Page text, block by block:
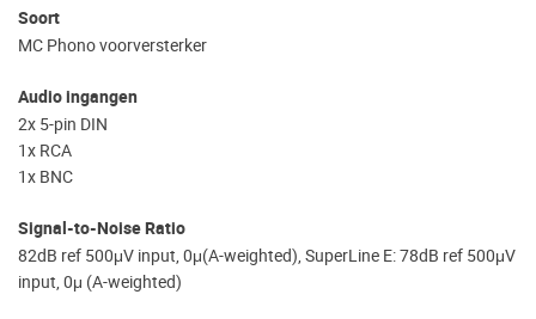
Soort
MC Phono voorversterker
Audio ingangen
2x 5-pin DIN
1x RCA
1x BNC
Signal-to-Noise Ratio
82dB ref 500μV input, 0μ(A-weighted), SuperLine E: 78dB ref 500μV
input, 0μ (A-weighted)